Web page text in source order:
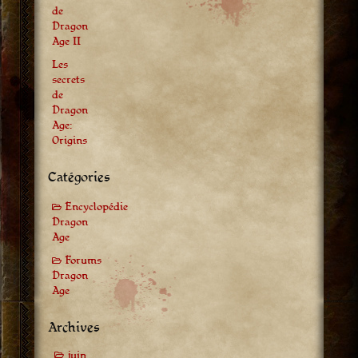
de
Dragon
Age II
Les
secrets
de
Dragon
Age:
Origins
Catégories
Encyclopédie
Dragon
Age
Forums
Dragon
Age
Archives
juin